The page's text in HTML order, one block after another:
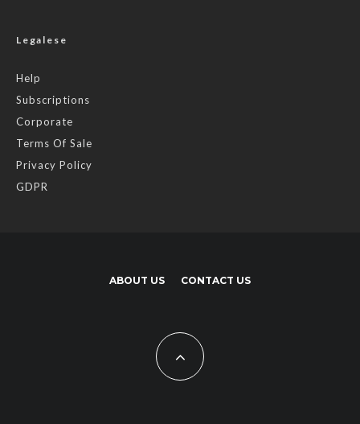
Legalese
Help
Subscriptions
Corporate
Terms Of Sale
Privacy Policy
GDPR
ABOUT US CONTACT US